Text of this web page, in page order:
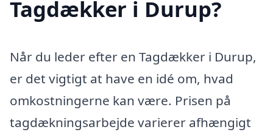
Tagdækker i Durup?
Når du leder efter en Tagdækker i Durup,
er det vigtigt at have en idé om, hvad
omkostningerne kan være. Prisen på
tagdækningsarbejde varierer afhængigt